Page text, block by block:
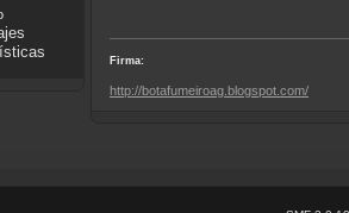
Firma:
http://botafumeiroag.blogspot.com/